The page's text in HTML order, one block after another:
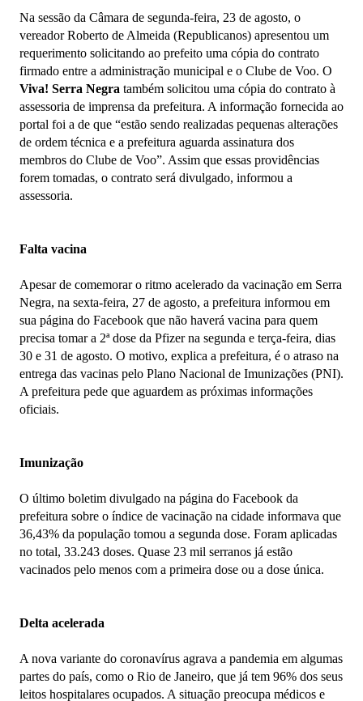
Na sessão da Câmara de segunda-feira, 23 de agosto, o
vereador Roberto de Almeida (Republicanos) apresentou um
requerimento solicitando ao prefeito uma cópia do contrato
firmado entre a administração municipal e o Clube de Voo. O
Viva! Serra Negra também solicitou uma cópia do contrato à
assessoria de imprensa da prefeitura. A informação fornecida ao
portal foi a de que “estão sendo realizadas pequenas alterações
de ordem técnica e a prefeitura aguarda assinatura dos
membros do Clube de Voo”. Assim que essas providências
forem tomadas, o contrato será divulgado, informou a
assessoria.
Falta vacina
Apesar de comemorar o ritmo acelerado da vacinação em Serra
Negra, na sexta-feira, 27 de agosto, a prefeitura informou em
sua página do Facebook que não haverá vacina para quem
precisa tomar a 2ª dose da Pfizer na segunda e terça-feira, dias
30 e 31 de agosto. O motivo, explica a prefeitura, é o atraso na
entrega das vacinas pelo Plano Nacional de Imunizações (PNI).
A prefeitura pede que aguardem as próximas informações
oficiais.
Imunização
O último boletim divulgado na página do Facebook da
prefeitura sobre o índice de vacinação na cidade informava que
36,43% da população tomou a segunda dose. Foram aplicadas
no total, 33.243 doses. Quase 23 mil serranos já estão
vacinados pelo menos com a primeira dose ou a dose única.
Delta acelerada
A nova variante do coronavírus agrava a pandemia em algumas
partes do país, como o Rio de Janeiro, que já tem 96% dos seus
leitos hospitalares ocupados. A situação preocupa médicos e